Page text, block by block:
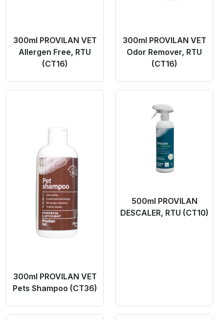
300ml PROVILAN VET
Allergen Free, RTU
(CT16)
300ml PROVILAN VET
Odor Remover, RTU
(CT16)
300ml PROVILAN VET
Pets Shampoo (CT36)
Product Link
500ml PROVILAN
DESCALER, RTU (CT10)